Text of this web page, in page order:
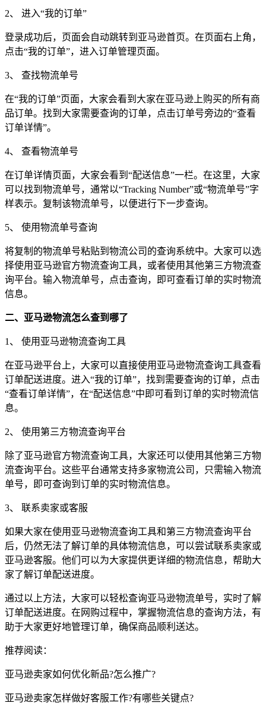
2、 进入“我的订单”
登录成功后，页面会自动跳转到亚马逊首页。在页面右上角，
点击“我的订单”，进入订单管理页面。
3、 查找物流单号
在“我的订单”页面，大家会看到大家在亚马逊上购买的所有商
品订单。找到大家需要查询的订单，点击订单号旁边的“查看
订单详情”。
4、 查看物流单号
在订单详情页面，大家会看到“配送信息”一栏。在这里，大家
可以找到物流单号，通常以“Tracking Number”或“物流单号”字
样表示。复制该物流单号，以便进行下一步查询。
5、 使用物流单号查询
将复制的物流单号粘贴到物流公司的查询系统中。大家可以选
择使用亚马逊官方物流查询工具，或者使用其他第三方物流查
询平台。输入物流单号，点击查询，即可查看订单的实时物流
信息。
二、亚马逊物流怎么查到哪了
1、 使用亚马逊物流查询工具
在亚马逊平台上，大家可以直接使用亚马逊物流查询工具查看
订单配送进度。进入“我的订单”，找到需要查询的订单，点击
“查看订单详情”，在“配送信息”中即可看到订单的实时物流信
息。
2、 使用第三方物流查询平台
除了亚马逊官方物流查询工具，大家还可以使用其他第三方物
流查询平台。这些平台通常支持多家物流公司，只需输入物流
单号，即可查询到订单的实时物流信息。
3、 联系卖家或客服
如果大家在使用亚马逊物流查询工具和第三方物流查询平台
后，仍然无法了解订单的具体物流信息，可以尝试联系卖家或
亚马逊客服。他们可以为大家提供更详细的物流信息，帮助大
家了解订单配送进度。
通过以上方法，大家可以轻松查询亚马逊物流单号，实时了解
订单配送进度。在网购过程中，掌握物流信息的查询方法，有
助于大家更好地管理订单，确保商品顺利送达。
推荐阅读：
亚马逊卖家如何优化新品?怎么推广?
亚马逊卖家怎样做好客服工作?有哪些关键点?